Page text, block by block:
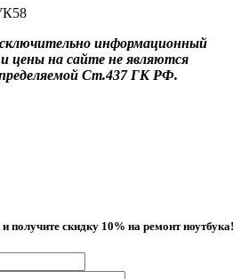
информационный
цены на сайте не являются
Ст.437 ГК РФ.
получитe скидку 10% на ремонт ноутбука!